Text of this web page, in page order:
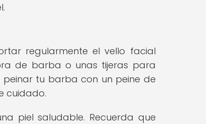
regularmente el vello facial
de barba o unas tijeras para
peinar tu barba con un peine de
cuidado.
piel saludable. Recuerda que